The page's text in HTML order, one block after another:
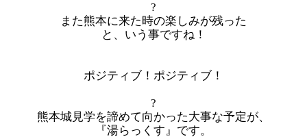
?
また熊本に来た時の楽しみが残った
と、いう事ですね！
ポジティブ！ポジティブ！
?
熊本城見学を諦めて向かった大事な予定が、
『湯らっくす』です。